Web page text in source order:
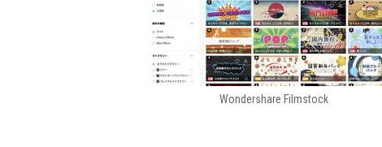
Wondershare Filmstock